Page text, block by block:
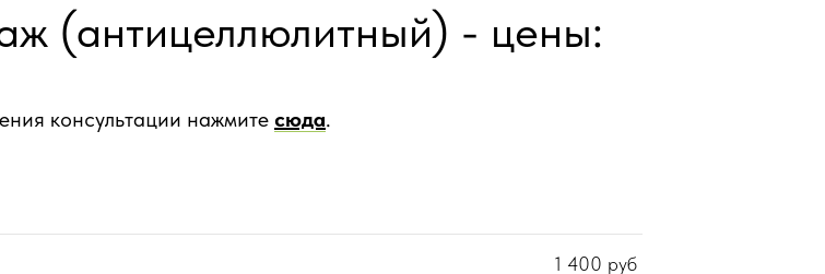
(антицеллюлитный) - цены:
консультации нажмите сюда.
1 400 руб